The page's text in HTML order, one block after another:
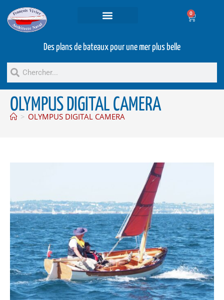
0
Des plans de bateaux pour une mer plus belle
OLYMPUS DIGITAL CAMERA
> OLYMPUS DIGITAL CAMERA